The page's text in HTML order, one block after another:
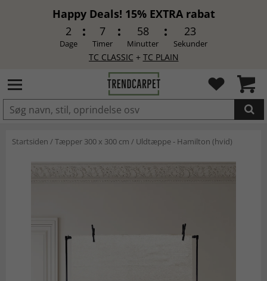
Happy Deals! 15% EXTRA rabat
2
Dage
7
Timer
58
Minutter
23
Sekunder
TC CLASSIC + TC PLAIN
LAGT I INDKØBSKURVEN.
Startsiden /Tæpper 300 x 300 cm / Uldtæppe - Hamilton (hvid)